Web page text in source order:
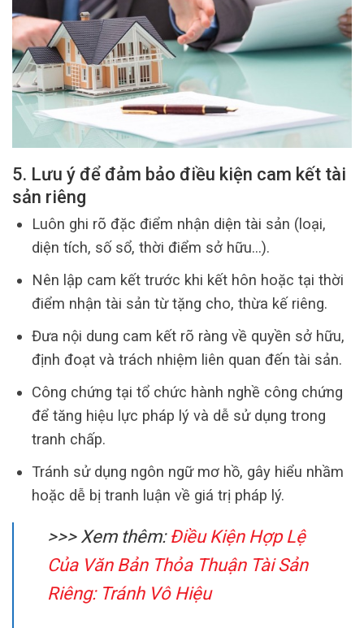
5. Lưu ý để đảm bảo điều kiện cam kết tài
sản riêng
Luôn ghi rõ đặc điểm nhận diện tài sản (loại,
diện tích, số sổ, thời điểm sở hữu…).
Nên lập cam kết trước khi kết hôn hoặc tại thời
điểm nhận tài sản từ tặng cho, thừa kế riêng.
Đưa nội dung cam kết rõ ràng về quyền sở hữu,
định đoạt và trách nhiệm liên quan đến tài sản.
Công chứng tại tổ chức hành nghề công chứng
để tăng hiệu lực pháp lý và dễ sử dụng trong
tranh chấp.
Tránh sử dụng ngôn ngữ mơ hồ, gây hiểu nhầm
hoặc dễ bị tranh luận về giá trị pháp lý.
>>> Xem thêm: Điều Kiện Hợp Lệ
Của Văn Bản Thỏa Thuận Tài Sản
Riêng: Tránh Vô Hiệu